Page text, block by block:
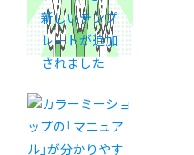
新しいテンプ
レートが追加
されました